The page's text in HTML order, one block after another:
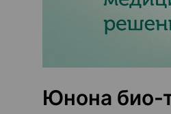
Юнона био-